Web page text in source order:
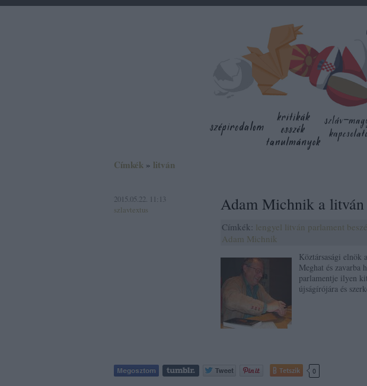
Címkék » litván
2015.05.22. 11:13
szlavtextus
Adam Michnik a litván
Címkék: lengyel litván parlament
Adam Michnik
Köztársasági elnök
Meghat és zavarba
parlamentje ilyen
újságírójára és
Tetszik 0